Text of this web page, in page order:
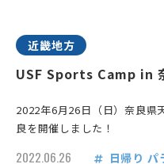
近畿地方
USF Sports Camp in
2022年6月26日（日）奈良
良を開催しました！
2022.06.26 日帰り パ